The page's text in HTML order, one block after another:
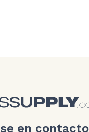
en contacto